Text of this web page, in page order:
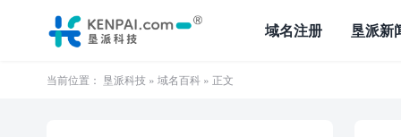
域名注册 垦派新
当前位置： 垦派科技 » 域名百科 » 正文